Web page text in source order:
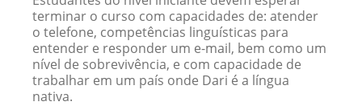
terminar o curso com capacidades de: atender
o telefone, competências linguísticas para
entender e responder um e-mail, bem como um
nível de sobrevivência, e com capacidade de
trabalhar em um país onde Dari é a língua
nativa.